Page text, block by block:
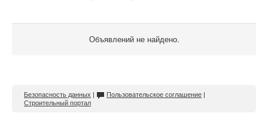
Объявлений не найдено.
Безопасность данных | Пользовательское соглашение |
Строительный портал